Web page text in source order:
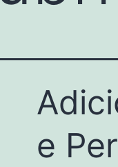
e